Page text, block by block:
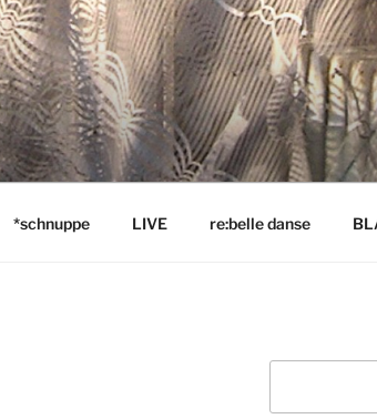
*schnuppe LIVE re:belle danse